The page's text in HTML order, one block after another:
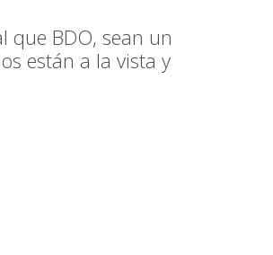
que BDO, sean un
están a la vista y